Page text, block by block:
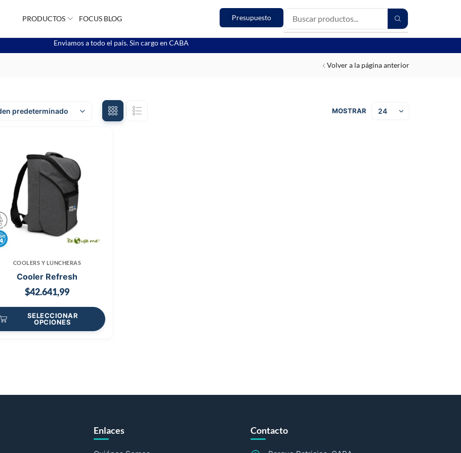
PRODUCTOS FOCUS BLOG Presupuesto
Enviamos a todo el país. Sin cargo en CABA
Volver a la página anterior
MOSTRAR
COOLERS Y LUNCHERAS
Cooler Refresh
$42.641,99
SELECCIONAR
OPCIONES
Enlaces Contacto